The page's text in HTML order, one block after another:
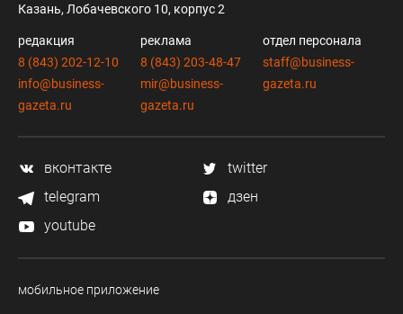
Казань, Лобачевского 10, корпус 2
редакция
8 (843) 202-12-10
info@business-
gazeta.ru
реклама
8 (843) 203-48-47
mir@business-
gazeta.ru
отдел персонала
staff@business-
gazeta.ru
вконтакте
twitter
telegram
дзен
youtube
мобильное приложение